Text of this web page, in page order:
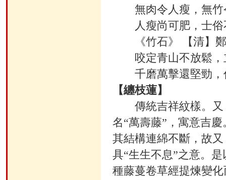
無肉令人瘦，無竹
人瘦尚可肥，士俗
《竹石》 【清】
咬定青山不放鬆，
千磨萬擊還堅勁，
【纏枝蓮】
傳統吉祥紋樣。又
名“萬壽藤”，寓意吉慶
其結構連綿不斷，故又
具“生生不息”之意。是
種藤蔓卷草經提煉變化